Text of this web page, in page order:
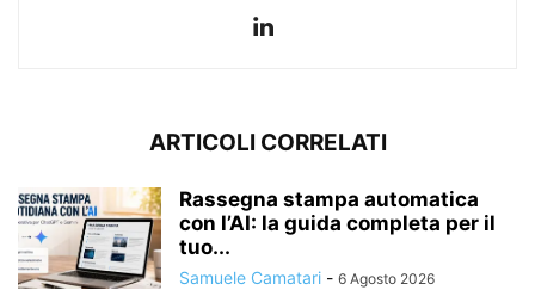
ARTICOLI CORRELATI
Rassegna stampa automatica
con l’AI: la guida completa per il
tuo...
Samuele Camatari - 6 Agosto 2026